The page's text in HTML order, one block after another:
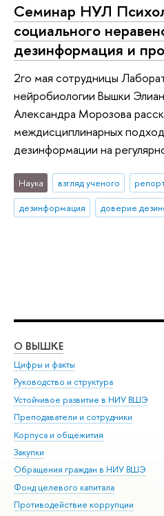
Cеминар НУЛ
социального
дезинформация и
2го мая сотрудницы
нейробиологии Вышки
Александра Морозова
междисциплинарных
дезинформации на
Наука взгляд ученого
дезинформация
доверие
О ВЫШКЕ
Цифры и факты
Руководство и структура
Устойчивое развитие в НИУ ВШЭ
Преподаватели и сотрудники
Корпуса и общежития
Закупки
Обращения граждан в НИУ ВШЭ
Фонд целевого капитала
Противодействие коррупции